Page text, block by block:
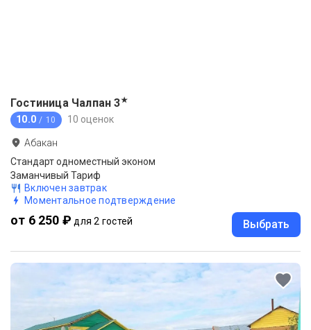
Гостиница Чалпан 3★
10.0 / 10 10 оценок
Абакан
Стандарт одноместный эконом
Заманчивый Тариф
Включен завтрак
Моментальное подтверждение
от 6 250 ₽ для 2 гостей Выбрать